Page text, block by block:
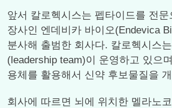
앞서 칼로헥시스는 펩타이드를 전
장사인 엔데비카 바이오(Endevica
분사해 출범한 회사다. 칼로헥시스
(leadership team)이 운영하고 있으
용체를 활용해서 신약 후보물질을
회사에 따르면 뇌에 위치한 멜라노